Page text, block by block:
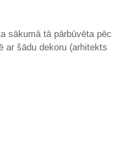
sākumā tā pārbūvēta pēc
ar šādu dekoru (arhitekts